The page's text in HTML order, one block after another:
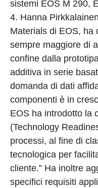
sistemi EOS M 290,
4. Hanna
Materials di EOS, ha
sempre maggiore di
confine dalla
additiva in serie
domanda di dati
componenti è in
EOS ha introdotto la
(Technology
processi, al fine di
tecnologica per
cliente.” Ha inoltre
specifici requisiti